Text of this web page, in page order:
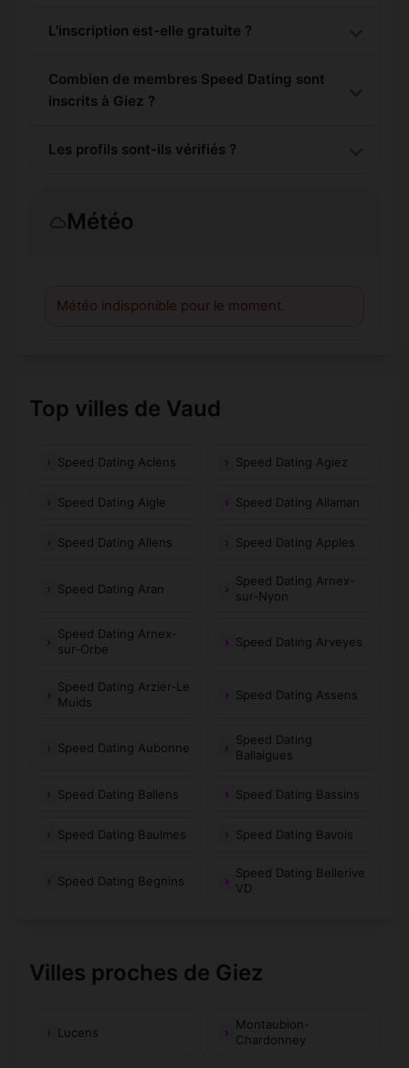
L'inscription est-elle gratuite ?
Combien de membres Speed Dating sont
inscrits à Giez ?
Les profils sont-ils vérifiés ?
Météo
Météo indisponible pour le moment.
Top villes de Vaud
Speed Dating Aclens Speed Dating Agiez
Speed Dating Aigle Speed Dating Allaman
Speed Dating Allens Speed Dating Apples
Speed Dating Aran
Speed Dating Arnex-
sur-Nyon
Speed Dating Arnex-
sur-Orbe
Speed Dating Arveyes
Speed Dating Arzier-Le
Muids
Speed Dating Assens
Speed Dating Aubonne
Speed Dating
Ballaigues
Speed Dating Ballens Speed Dating Bassins
Speed Dating Baulmes Speed Dating Bavois
Speed Dating Begnins
Speed Dating Bellerive
VD
Villes proches de Giez
Lucens
Montaubion-
Chardonney